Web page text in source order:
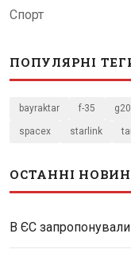
Спорт
ПОПУЛЯРНІ
bayraktar f-35 g20
spacex starlink
ОСТАННІ
В ЄС запропонували